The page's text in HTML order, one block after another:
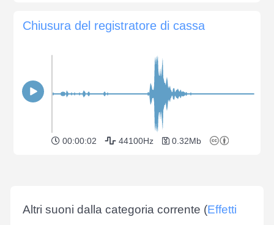
Chiusura del registratore di cassa
00:00:02 44100Hz 0.32Mb
Altri suoni dalla categoria corrente (Effetti